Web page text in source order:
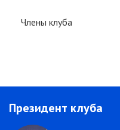
Члены клуба
Президент клуба